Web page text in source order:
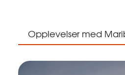
Opplevelser med